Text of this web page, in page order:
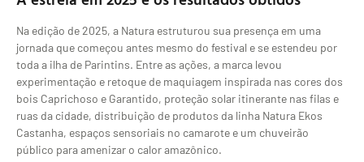
Na edição de 2025, a Natura estruturou sua presença em uma
jornada que começou antes mesmo do festival e se estendeu por
toda a ilha de Parintins. Entre as ações, a marca levou
experimentação e retoque de maquiagem inspirada nas cores dos
bois Caprichoso e Garantido, proteção solar itinerante nas filas e
ruas da cidade, distribuição de produtos da linha Natura Ekos
Castanha, espaços sensoriais no camarote e um chuveirão
público para amenizar o calor amazônico.